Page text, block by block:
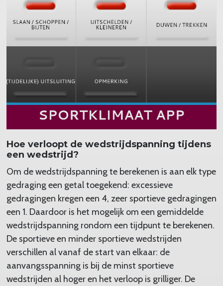
Hoe verloopt de wedstrijdspanning tijdens
een wedstrijd?
Om de wedstrijdspanning te berekenen is aan elk type
gedraging een getal toegekend: excessieve
gedragingen kregen een 4, zeer sportieve gedragingen
een 1. Daardoor is het mogelijk om een gemiddelde
wedstrijdspanning rondom een tijdpunt te berekenen.
De sportieve en minder sportieve wedstrijden
verschillen al vanaf de start van elkaar: de
aanvangsspanning is bij de minst sportieve
wedstrijden al hoger en het verloop is grilliger. De